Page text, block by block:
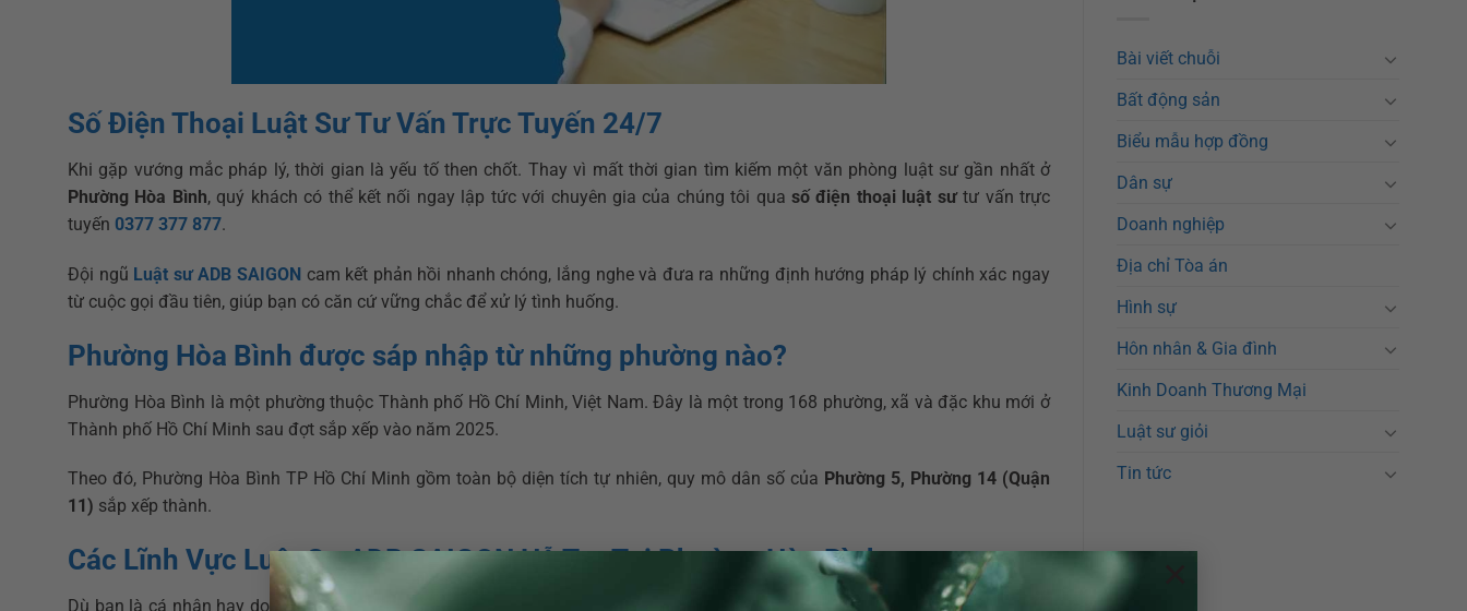
Số Điện Thoại Luật Sư Tư Vấn Trực Tuyến 24/7
Khi gặp vướng mắc pháp lý, thời gian là yếu tố then chốt. Thay vì mất thời gian tìm kiếm một văn phòng luật sư gần nhất ở
Phường Hòa Bình, quý khách có thể kết nối ngay lập tức với chuyên gia của chúng tôi quasố điện thoại luật sưtư vấn trực
tuyến 0377 377 877.
Đội ngũ Luật sư ADB SAIGONcam kết phản hồi nhanh chóng, lắng nghe và đưa ra những định hướng pháp lý chính xác ngay
từ cuộc gọi đầu tiên, giúp bạn có căn cứ vững chắc để xử lý tình huống.
Phường Hòa Bình được sáp nhập từ những phường nào?
Phường Hòa Bình là một phường thuộc Thành phố Hồ Chí Minh, Việt Nam. Đây là một trong 168 phường, xã và đặc khu mới ở
Thành phố Hồ Chí Minh sau đợt sắp xếp vào năm 2025.
Theo đó, Phường Hòa Bình TP Hồ Chí Minh gồm toàn bộ diện tích tự nhiên, quy mô dân số của Phường 5, Phường 14 (Quận
11) sắp xếp thành.
Các Lĩnh Vực Luật Sư ADB SAIGON Hỗ Trợ Tại Phường Hòa Bình
Dù bạn là cá nhân hay doanh nghiệp đang hoạt động tại khu vực Sài Gòn, chúng tôi đều có chuyên gia phù hợp để giải quyết
Bài viết chuỗi
Bất động sản
Biểu mẫu hợp đồng
Dân sự
Doanh nghiệp
Địa chỉ Tòa án
Hình sự
Hôn nhân & Gia đình
Kinh Doanh Thương Mại
Luật sư giỏi
Tin tức